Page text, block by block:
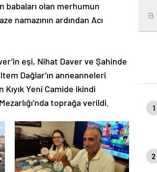
babaları olan merhumun
namazının ardından Acı
eşi, Nihat Daver ve Şahinde
Dağlar’ın anneanneleri
Yeni Camide ikindi
toprağa verildi.
1
2